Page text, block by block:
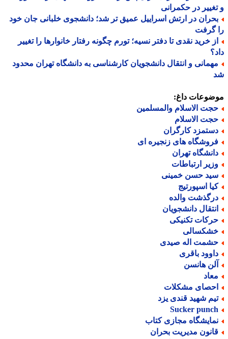
در حکمرانی
در ارتش اسراییل عمیق تر شد؛ دانشجوی خلبانی جان خود
گرفت
خرید نقدی تا دفتر نسیه؛ تورم چگونه رفتار خانوارها را تغییر
و انتقال دانشجویان کارشناسی به دانشگاه تهران محدود
داغ:
الاسلام والمسلمین
الاسلام
کارگران
های زنجیره ای
تهران
ارتباطات
حسن خمینی
اسپورتیج
والده
دانشجویان
تکنیکی
اله صیدی
باقری
هانسن
مشکلات
شهید قندی یزد
Sucker
مجازی کتاب
مدیریت بحران